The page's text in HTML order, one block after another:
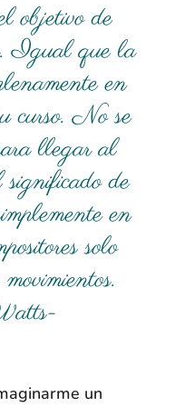
objetivo de
Igual que la
en
curso. No se
llegar al
de
en
solo
un